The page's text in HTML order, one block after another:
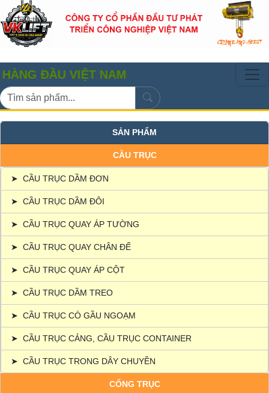
VIỆT NAM
SẢN PHẨM
CẦU TRỤC
➤ CẦU TRỤC DẦM ĐƠN
➤ CẦU TRỤC DẦM ĐÔI
➤ CẦU TRỤC QUAY ÁP TƯỜNG
➤ CẦU TRỤC QUAY CHÂN ĐẾ
➤ CẦU TRỤC QUAY ÁP CỘT
➤ CẦU TRỤC DẦM TREO
➤ CẦU TRỤC CÓ GẦU NGOẠM
➤ CẦU TRỤC CẢNG, CẦU TRỤC CONTAINER
➤ CẦU TRỤC TRONG DÂY CHUYỀN
CỔNG TRỤC